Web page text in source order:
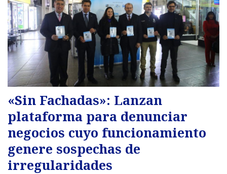
«Sin Fachadas»: Lanzan
plataforma para denunciar
negocios cuyo funcionamiento
genere sospechas de
irregularidades